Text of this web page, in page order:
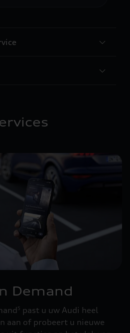
Demand
5
past u uw Audi heel
aan of probeert u nieuwe